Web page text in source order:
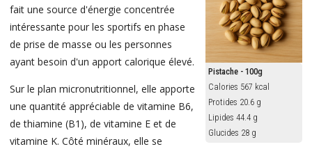
Pistache - 100g
Calories 567 kcal
Protides 20.6 g
Lipides 44.4 g
Glucides 28 g
fait une source d'énergie concentrée
intéressante pour les sportifs en phase
de prise de masse ou les personnes
ayant besoin d'un apport calorique élevé.
Sur le plan micronutritionnel, elle apporte
une quantité appréciable de vitamine B6,
de thiamine (B1), de vitamine E et de
vitamine K. Côté minéraux, elle se